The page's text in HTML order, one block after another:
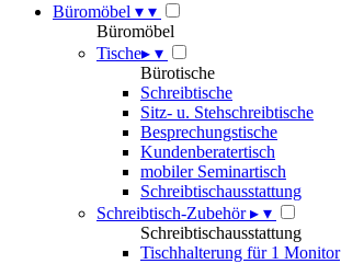
Büromöbel ▾ ▾
Büromöbel
Tische▸ ▾
Bürotische
Schreibtische
Sitz- u. Stehschreibtische
Besprechungstische
Kundenberatertisch
mobiler Seminartisch
Schreibtischausstattung
Schreibtisch-Zubehör▸ ▾
Schreibtischausstattung
Tischhalterung für 1 Monitor